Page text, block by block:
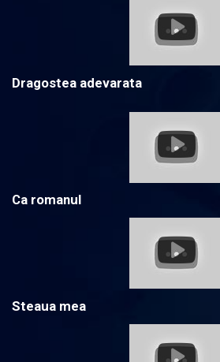
Dragostea adevarata
Ca romanul
Steaua mea